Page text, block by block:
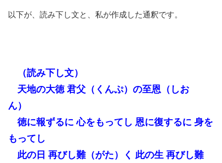
以下が、読み下し文と、私が作成した通釈です。
（読み下し文）
天地の大徳 君父（くんぷ）の至恩（しお
ん）
徳に報ずるに 心をもってし 恩に復するに 身を
もってし
此の日 再びし難（がた）く 此の生 再びし難